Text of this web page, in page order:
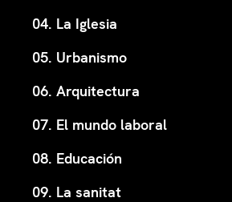
04. La Iglesia
05. Urbanismo
06. Arquitectura
07. El mundo laboral
08. Educación
09. La sanitat